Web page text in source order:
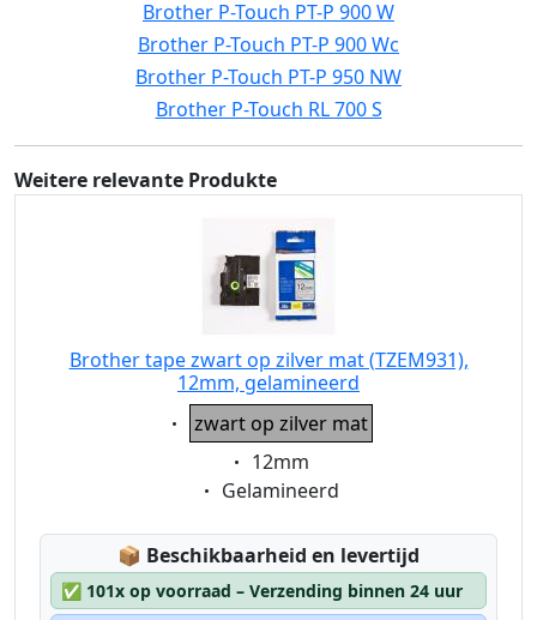
Brother P-Touch PT-P 900 W
Brother P-Touch PT-P 900 Wc
Brother P-Touch PT-P 950 NW
Brother P-Touch RL 700 S
Weitere relevante Produkte
Brother tape zwart op zilver mat (TZEM931),
12mm, gelamineerd
Eigenschaft:
zwart op zilver mat
Eigenschaft:
12mm
Eigenschaft:
Gelamineerd
📦 Lagerstatus:
Beschikbaarheid en levertijd
✅ 101x op voorraad – Verzending binnen 24 uur